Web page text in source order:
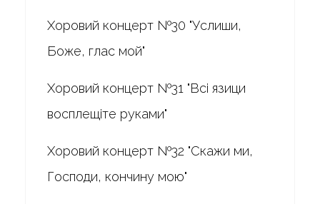
Хоровий концерт №30 "Услиши,
Боже, глас мой"
Хоровий концерт №31 "Всі язици
восплещіте руками"
Хоровий концерт №32 "Скажи ми,
Господи, кончину мою"